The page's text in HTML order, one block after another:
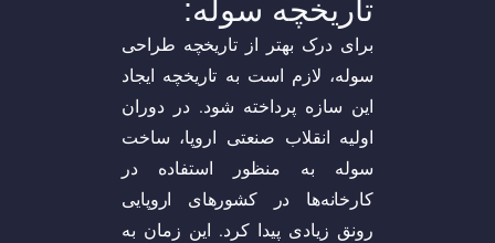
تاریخچه سوله:
برای درک بهتر از تاریخچه طراحی
سوله، لازم است به تاریخچه ایجاد
این سازه پرداخته شود. در دوران
اولیه انقلاب صنعتی اروپا، ساخت
سوله به منظور استفاده در
کارخانه‌ها در کشور‌های اروپایی
رونق زیادی پیدا کرد. این زمان به